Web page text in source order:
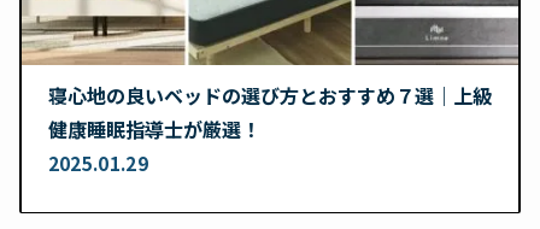
寝心地の良いベッドの選び方とおすすめ７選｜上級
健康睡眠指導士が厳選！
2025.01.29